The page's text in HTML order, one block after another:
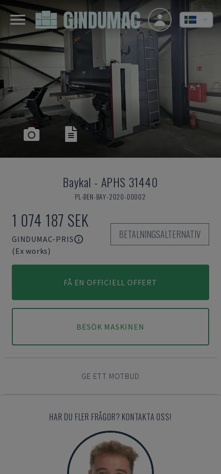
Baykal - APHS 31440
PL-BEN-BAY-2020-00002
1 074 187 SEK
GINDUMAC-PRIS
(Ex works)
BETALNINGSALTERNATIV
FÅ EN OFFICIELL OFFERT
BESÖK MASKINEN
GE ETT MOTBUD
HAR DU FLER FRÅGOR? KONTAKTA OSS!